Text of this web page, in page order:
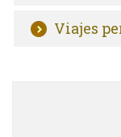
Viajes